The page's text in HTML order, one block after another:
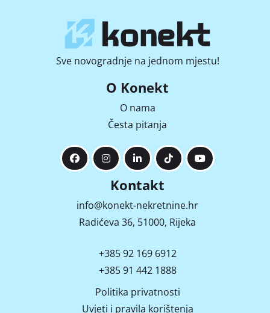
Sve novogradnje na jednom mjestu!
O Konekt
O nama
Česta pitanja
Kontakt
info@konekt-nekretnine.hr
Radićeva 36, 51000, Rijeka
+385 92 169 6912
+385 91 442 1888
Politika privatnosti
Uvjeti i pravila korištenja